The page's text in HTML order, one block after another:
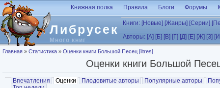
Перейти к основному содержанию
Либрусек
Много книг
Книжная полка Правила Блоги Форумы
Книги: [Новые] [Жанры] [Серии]
Авторы: [А] [Б] [В] [Г] [Д] [Е] [Ж] [З]
Вы здесь
Главная » Статистика » Оценки книги Большой Песец [litres]
Оценки книги Большой
Главные вкладки
Впечатления Оценки (активная вкладка)
Плодовитые авторы Популярные авторы